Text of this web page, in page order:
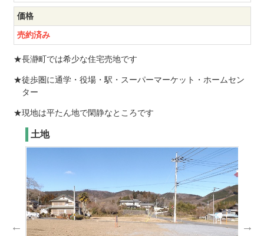
価格
売約済み
★長瀞町では希少な住宅売地です
★徒歩圏に通学・役場・駅・スーパーマーケット・ホームセン
ター
★現地は平たん地で閑静なところです
土地